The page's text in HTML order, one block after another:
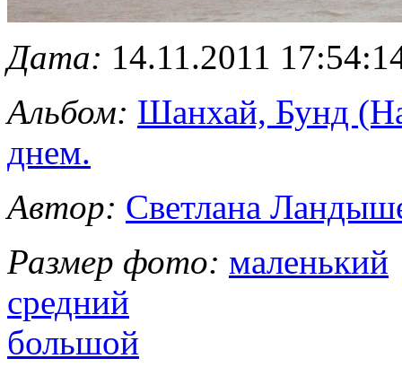
Дата: 14.11.2011
Альбом: Шанхай, Бунд
днем.
Автор: Светлана
Размер фото: маленький
средний
большой